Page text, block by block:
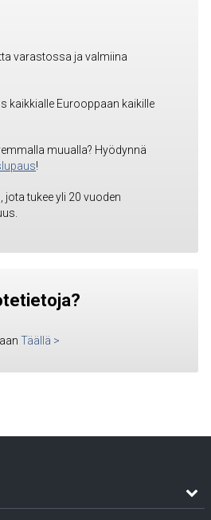
varastossa ja valmiina
kaikkialle Eurooppaan kaikille
muualla? Hyödynnä
!
jota tukee yli 20 vuoden
Täällä >